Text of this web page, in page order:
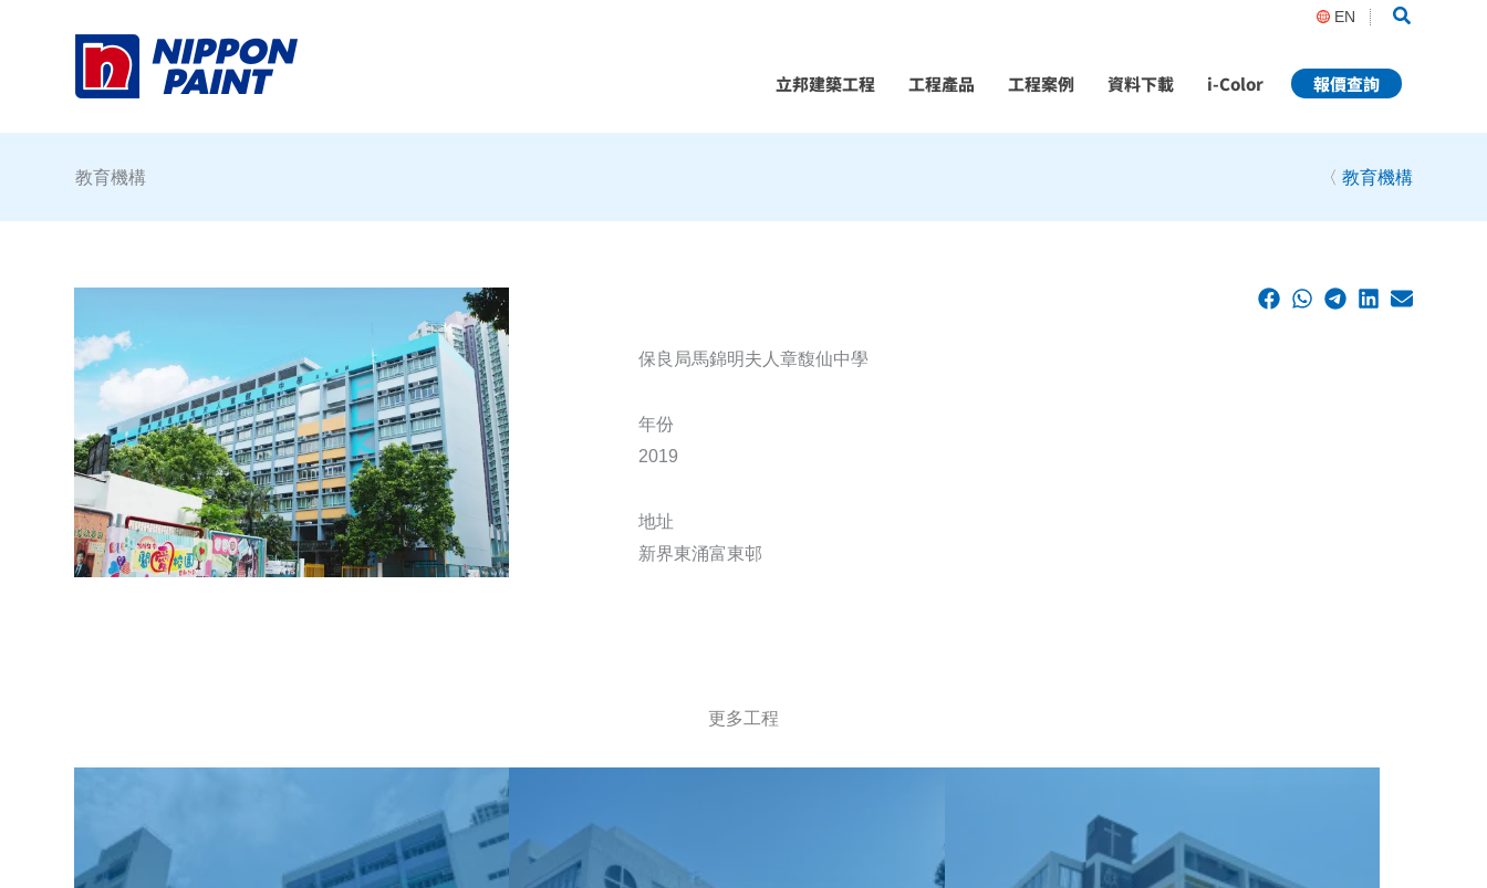
EN Search
立邦建築工程 工程產品 工程案例 資料下載 i-Color 報價查詢
教育機構 〈 教育機構
保良局馬錦明夫人章馥仙中學
年份
2019
地址
新界東涌富東邨
更多工程